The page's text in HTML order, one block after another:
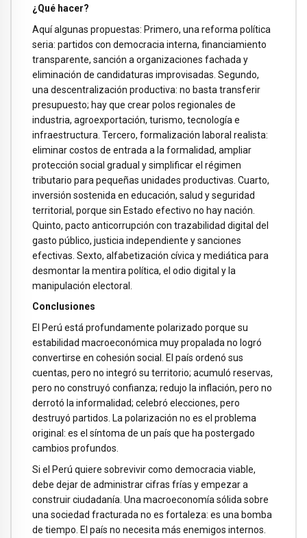
¿Qué hacer?
Aquí algunas propuestas: Primero, una reforma política
seria: partidos con democracia interna, financiamiento
transparente, sanción a organizaciones fachada y
eliminación de candidaturas improvisadas. Segundo,
una descentralización productiva: no basta transferir
presupuesto; hay que crear polos regionales de
industria, agroexportación, turismo, tecnología e
infraestructura. Tercero, formalización laboral realista:
eliminar costos de entrada a la formalidad, ampliar
protección social gradual y simplificar el régimen
tributario para pequeñas unidades productivas. Cuarto,
inversión sostenida en educación, salud y seguridad
territorial, porque sin Estado efectivo no hay nación.
Quinto, pacto anticorrupción con trazabilidad digital del
gasto público, justicia independiente y sanciones
efectivas. Sexto, alfabetización cívica y mediática para
desmontar la mentira política, el odio digital y la
manipulación electoral.
Conclusiones
El Perú está profundamente polarizado porque su
estabilidad macroeconómica muy propalada no logró
convertirse en cohesión social. El país ordenó sus
cuentas, pero no integró su territorio; acumuló reservas,
pero no construyó confianza; redujo la inflación, pero no
derrotó la informalidad; celebró elecciones, pero
destruyó partidos. La polarización no es el problema
original: es el síntoma de un país que ha postergado
cambios profundos.
Si el Perú quiere sobrevivir como democracia viable,
debe dejar de administrar cifras frías y empezar a
construir ciudadanía. Una macroeconomía sólida sobre
una sociedad fracturada no es fortaleza: es una bomba
de tiempo. El país no necesita más enemigos internos.